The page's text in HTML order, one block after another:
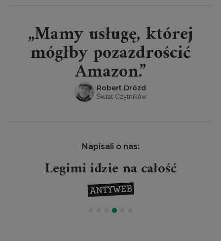
„Mamy usługę, której
mógłby pozazdrościć
Amazon.”
Robert Drózd
Świat Czytników
Napisali o nas:
Legimi idzie na całość